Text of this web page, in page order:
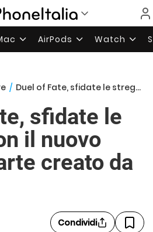
AirPods Watch
/ Duel of Fate, sfidate le streghe con il nuovo gioco di carte creato da Gamevil
sfidate le
il nuovo
creato da
Condividi